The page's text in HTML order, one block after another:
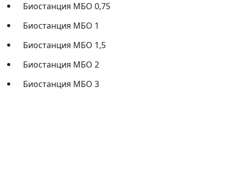
Биостанция МБО 0,75
Биостанция МБО 1
Биостанция МБО 1,5
Биостанция МБО 2
Биостанция МБО 3